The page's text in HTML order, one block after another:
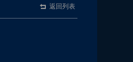
 返回列表